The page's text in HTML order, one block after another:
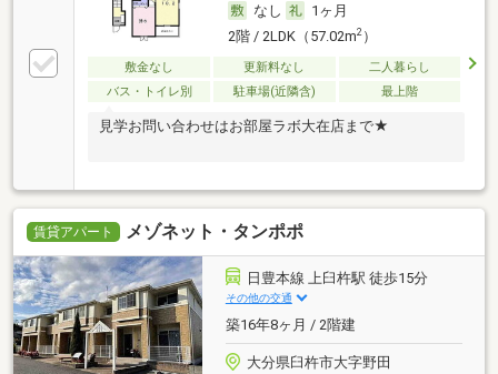
なし
1ヶ月
2階 / 2LDK（57.02m2）
敷金なし 更新料なし
二人暮らし
バス・トイレ別
駐車場(近隣含) 最上階
見学お問い合わせはお部屋ラボ大在店まで★
賃貸アパート メゾネット・タンポポ
日豊本線 上臼杵駅 徒歩15分
その他の交通
築16年8ヶ月 / 2階建
大分県臼杵市大字野田